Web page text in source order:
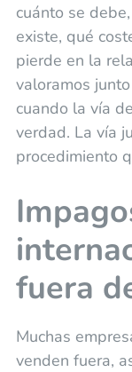
cuánto se
existe, qué
pierde en la
valoramos
cuando la vía
verdad. La vía
procedimiento
fuera
Muchas
venden fuera,